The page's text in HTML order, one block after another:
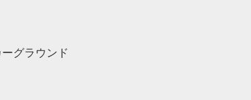
グラウンド